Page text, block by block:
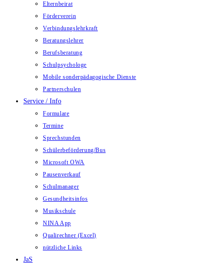
Elternbeirat
Förderverein
Verbindungslehrkraft
Beratungslehrer
Berufsberatung
Schulpsychologe
Mobile sonderpädagogische Dienste
Partnerschulen
Service / Info
Formulare
Termine
Sprechstunden
Schülerbeförderung/Bus
Microsoft OWA
Pausenverkauf
Schulmanager
Gesundheitsinfos
Musikschule
NINA App
Qualirechner (Excel)
nützliche Links
JaS